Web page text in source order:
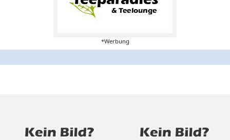
*Werbung